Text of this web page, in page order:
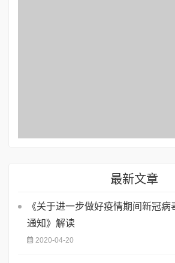
最新文章
《关于进一步做好疫情期间新冠
通知》解读
2020-04-20